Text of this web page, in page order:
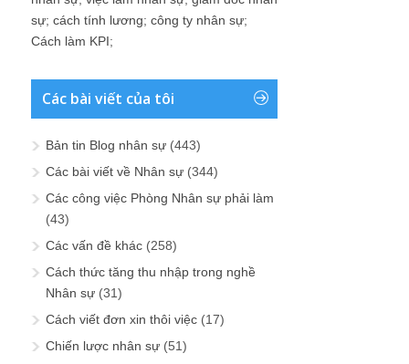
sự; cách tính lương; công ty nhân sự;
Cách làm KPI;
Các bài viết của tôi
Bản tin Blog nhân sự (443)
Các bài viết về Nhân sự (344)
Các công việc Phòng Nhân sự phải làm
(43)
Các vấn đề khác (258)
Cách thức tăng thu nhập trong nghề
Nhân sự (31)
Cách viết đơn xin thôi việc (17)
Chiến lược nhân sự (51)